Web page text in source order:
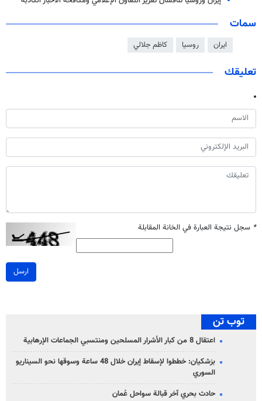
سمات
ايران روسيا كاظم جلالي
تعليقك
* سجل نتيجة العبارة في الخانة المقابلة
ارسل
توب تن
اعتقال 8 من كبار الأشرار المسلحين ومنتسبي الجماعات الإرهابية
بزشكيان: خططوا لإسقاط إيران خلال 48 ساعة وسوقها نحو السيناريو
السوري
حادث بحري آخر قبالة سواحل عُمان